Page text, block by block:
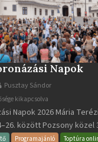
Napok
Pusztay Sándor
kikapcsolva
Napok 2026 Mária
között Pozsony közel
Programajánló Toptúra